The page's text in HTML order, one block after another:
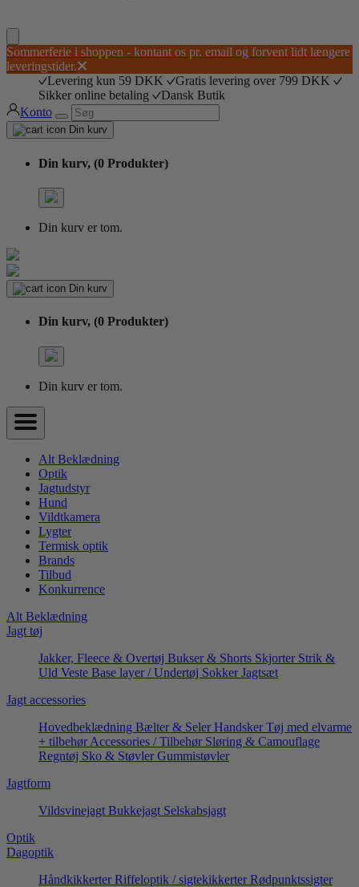
Sommerferie i shoppen - kontant os pr. email og forvent lidt længere
leveringstider.
Levering kun 59 DKK
Gratis levering over 799 DKK
Sikker online betaling
Dansk Butik
Konto
Din kurv
Din kurv, (0 Produkter)
Din kurv er tom.
Din kurv
Din kurv, (0 Produkter)
Din kurv er tom.
Alt Beklædning
Optik
Jagtudstyr
Hund
Vildtkamera
Lygter
Termisk optik
Brands
Tilbud
Konkurrence
Alt Beklædning
Jagt tøj
Jakker, Fleece & Overtøj Bukser & Shorts Skjorter Strik &
Uld Veste Base layer / Undertøj Sokker Jagtsæt
Jagt accessories
Hovedbeklædning Bælter & Seler Handsker Tøj med elvarme
+ tilbehør Accessories / Tilbehør Sløring & Camouflage
Regntøj Sko & Støvler Gummistøvler
Jagtform
Vildsvinejagt Bukkejagt Selskabsjagt
Optik
Dagoptik
Håndkikkerter Riffeloptik / sigtekikkerter Rødpunktssigter